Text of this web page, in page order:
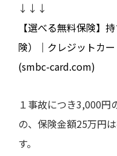
↓↓↓
【選べる無料保険】
険）｜クレジットカ
(smbc-card.com)
１事故につき3,000円
の、保険金額25万円
す。